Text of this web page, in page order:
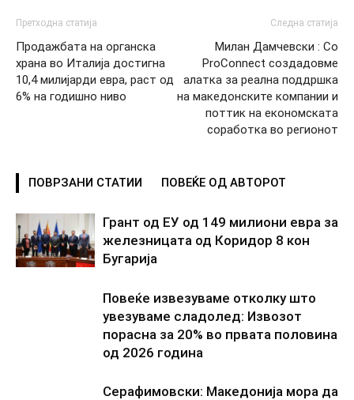
Претходна статија
Продажбата на органска
храна во Италија достигна
10,4 милијарди евра, раст од
6% на годишно ниво
Следна статија
Милан Дамчевски : Со
ProConnect создадовме
алатка за реална поддршка
на македонските компании и
поттик на економската
соработка во регионот
ПОВРЗАНИ СТАТИИ ПОВЕЌЕ ОД АВТОРОТ
Грант од ЕУ од 149 милиони евра за
железницата од Коридор 8 кон
Бугарија
Повеќе извезуваме отколку што
увезуваме сладолед: Извозот
порасна за 20% во првата половина
од 2026 година
Серафимовски: Македонија мора да